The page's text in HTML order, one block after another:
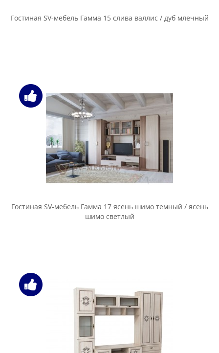
Гостиная SV-мебель Гамма 15 слива валлис / дуб млечный
Гостиная SV-мебель Гамма 17 ясень шимо темный / ясень
шимо светлый